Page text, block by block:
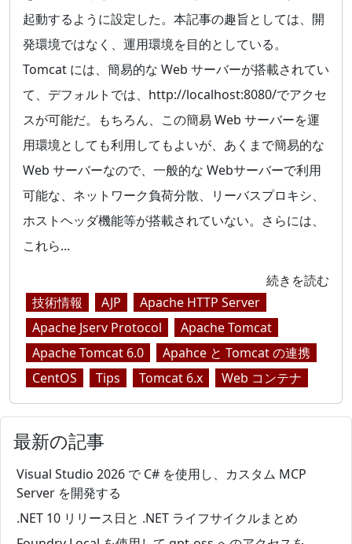
起動するように設定した。本記事の趣旨としては、開
発環境ではなく、運用環境を目的としている。
Tomcat には、簡易的な Web サーバーが搭載されてい
て、デフォルトでは、http://localhost:8080/でアクセ
スが可能だ。もちろん、この簡易 Web サーバーを運
用環境としても利用してもよいが、あくまで簡易的な
Web サーバーなので、一般的な Webサーバーで利用
可能な、ネットワーク負荷分散、リーバスプロキシ、
ホストヘッダ機能等が搭載されていない。さらには、
これら...
続きを読む
技術情報
AJP
Apache HTTP Server
Apache Jserv Protocol
Apache Tomcat
Apache Tomcat 6.0
Apahce と Tomcat の連携
CentOS
Tips Tomcat 6.x Web コンテナ
最新の記事
Visual Studio 2026 で C# を使用し、カスタム MCP
Server を開発する
.NET 10 リリース日と .NET ライフサイクルまとめ